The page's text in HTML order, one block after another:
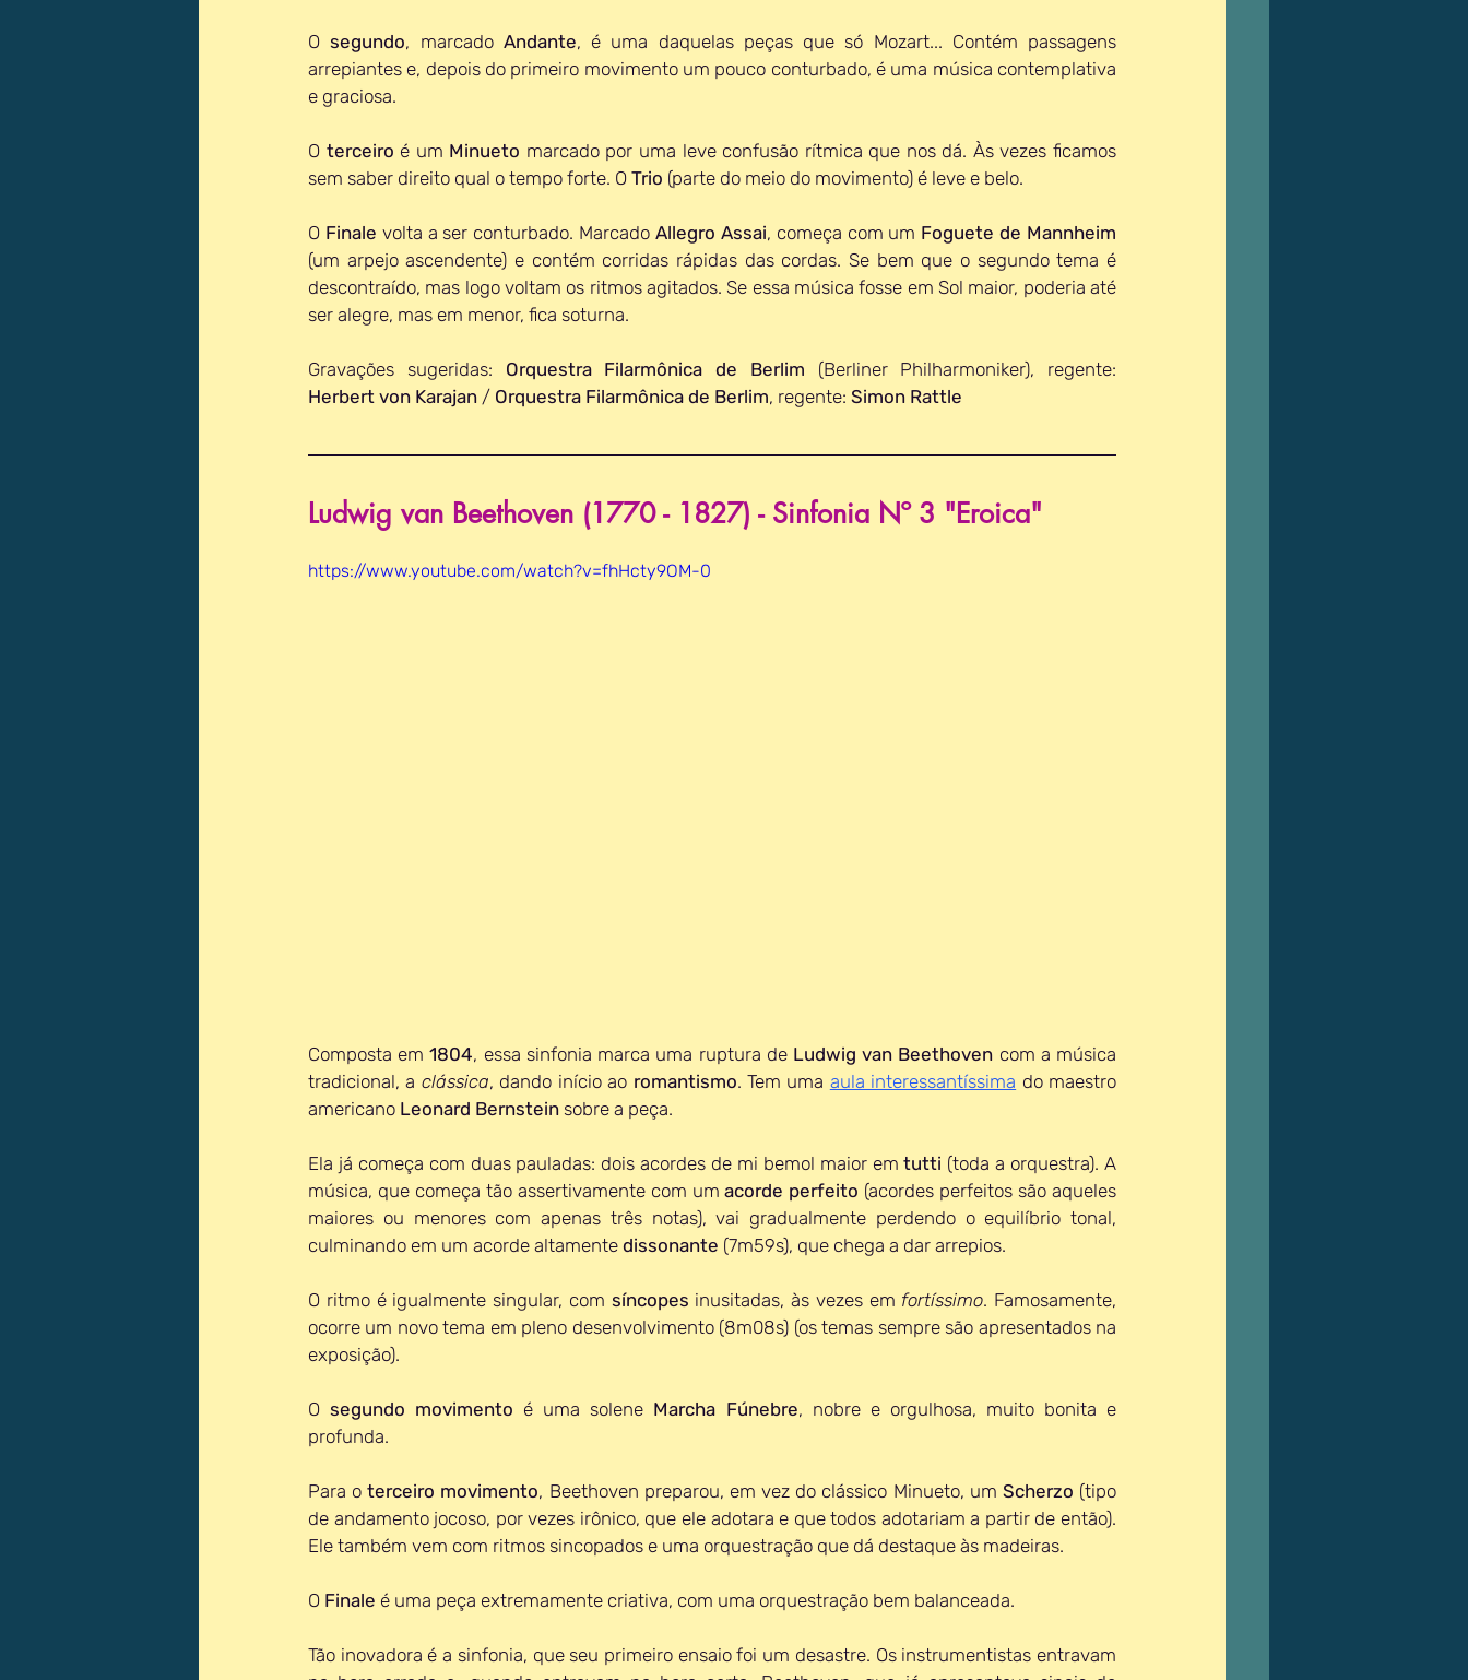
O segundo, marcado Andante, é uma daquelas peças que só Mozart... Contém passagens
arrepiantes e, depois do primeiro movimento um pouco conturbado, é uma música contemplativa
e graciosa.
O terceiro é um Minueto marcado por uma leve confusão rítmica que nos dá. Às vezes ficamos
sem saber direito qual o tempo forte. O Trio (parte do meio do movimento) é leve e belo.
O Finale volta a ser conturbado. Marcado Allegro Assai, começa com um Foguete de Mannheim
(um arpejo ascendente) e contém corridas rápidas das cordas. Se bem que o segundo tema é
descontraído, mas logo voltam os ritmos agitados. Se essa música fosse em Sol maior, poderia até
ser alegre, mas em menor, fica soturna.
Gravações sugeridas: Orquestra Filarmônica de Berlim
Herbert von Karajan / Orquestra Filarmônica de Berlim, regente: Simon Rattle
Ludwig van Beethoven (1770 - 1827) - Sinfonia Nº 3 "Eroica"
https://www.youtube.com/watch?v=fhHcty9OM-0
Composta em 1804, essa sinfonia marca uma ruptura de Ludwig van Beethoven com a música
tradicional, a clássica, dando início ao romantismo. Tem uma aula interessantíssima do maestro
americano Leonard Bernstein sobre a peça.
Ela já começa com duas pauladas: dois acordes de mi bemol maior em tutti (toda a orquestra). A
música, que começa tão assertivamente com um acorde perfeito (acordes perfeitos são aqueles
maiores ou menores com apenas três notas), vai gradualmente perdendo o equilíbrio tonal,
culminando em um acorde altamente dissonante (7m59s), que chega a dar arrepios.
O ritmo é igualmente singular, com síncopes inusitadas, às vezes em fortíssimo. Famosamente,
ocorre um novo tema em pleno desenvolvimento (8m08s) (os temas sempre são apresentados na
exposição).
O segundo movimento é uma solene Marcha Fúnebre, nobre e orgulhosa, muito bonita e
profunda.
Para o terceiro movimento, Beethoven preparou, em vez do clássico Minueto, um Scherzo (tipo
de andamento jocoso, por vezes irônico, que ele adotara e que todos adotariam a partir de então).
Ele também vem com ritmos sincopados e uma orquestração que dá destaque às madeiras.
O Finale é uma peça extremamente criativa, com uma orquestração bem balanceada.
Tão inovadora é a sinfonia, que seu primeiro ensaio foi um desastre. Os instrumentistas entravam